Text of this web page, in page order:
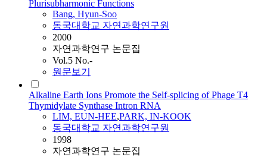
Plurisubharmonic Functions
Bang, Hyun-Soo
동국대학교 자연과학연구원
2000
자연과학연구 논문집
Vol.5 No.-
원문보기
Alkaline Earth Ions Promote the Self-splicing of Phage T4
Thymidylate Synthase Intron RNA
LIM, EUN-HEE,PARK, IN-KOOK
동국대학교 자연과학연구원
1998
자연과학연구 논문집